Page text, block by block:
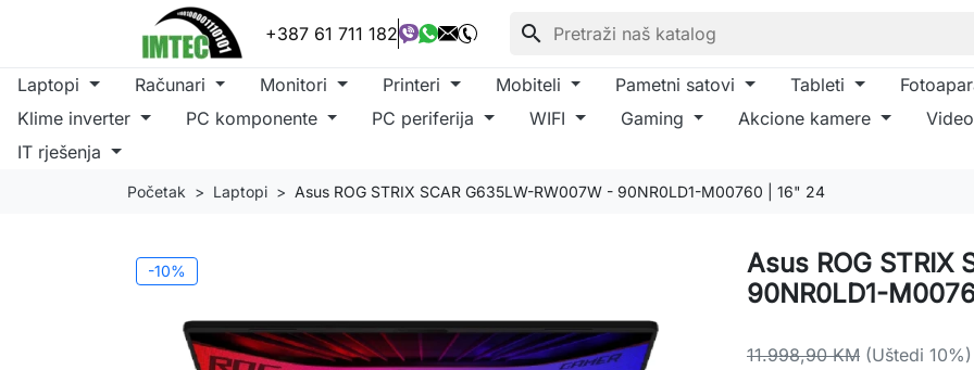
+387 61 711 182 search
Laptopi Računari Monitori Printeri Mobiteli Pametni satovi Tableti
Klime inverter
PC komponente PC periferija WIFI Gaming Akcione kamere
IT rješenja
Početak Laptopi Asus ROG STRIX SCAR G635LW-RW007W - 90NR0LD1-M00760 | 16" 24
-10%
Asus ROG STRIX
90NR0LD1-
11.998,90 KM (Uštedi 10%)